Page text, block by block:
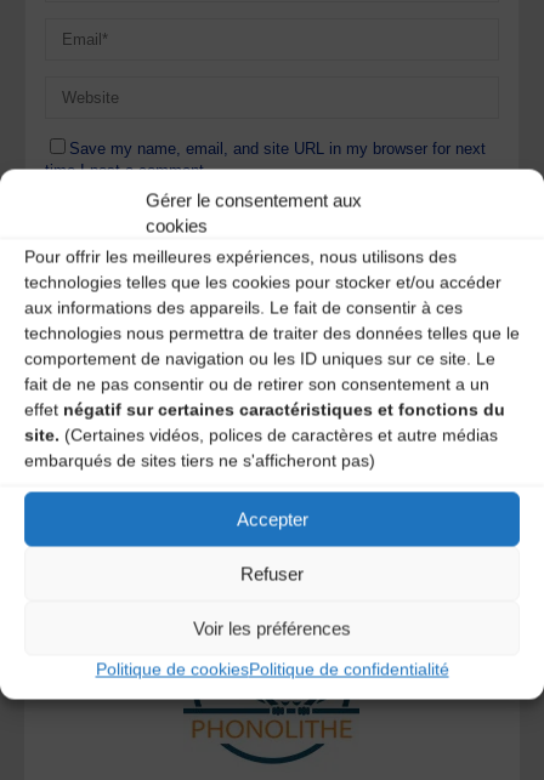
Gérer le consentement aux
cookies
Pour offrir les meilleures expériences, nous utilisons des
technologies telles que les cookies pour stocker et/ou accéder
aux informations des appareils. Le fait de consentir à ces
technologies nous permettra de traiter des données telles que le
comportement de navigation ou les ID uniques sur ce site. Le
fait de ne pas consentir ou de retirer son consentement a un
effet négatif sur certaines caractéristiques et fonctions du
site. (Certaines vidéos, polices de caractères et autre médias
embarqués de sites tiers ne s'afficheront pas)
Accepter
Refuser
Voir les préférences
Politique de cookiesPolitique de confidentialité
Save my name, email, and site URL in my browser for next
time I post a comment.
Ce site utilise Akismet pour réduire les indésirables.En
savoir plus sur la façon dont les données de vos
commentaires sont traitées.